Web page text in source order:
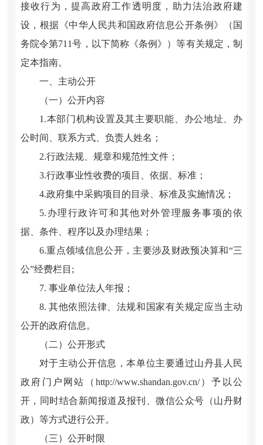
接收行为，提高政府工作透明度，助力法治政府建
设，根据《中华人民共和国政府信息公开条例》（国
务院令第711号，以下简称《条例》）等有关规定，制
定本指南。
一、主动公开
（一）公开内容
1.本部门机构设置及其主要职能、办公地址、办
公时间、联系方式、负责人姓名；
2.行政法规、规章和规范性文件；
3.行政事业性收费的项目、依据、标准；
4.政府集中采购项目的目录、标准及实施情况；
5.办理行政许可和其他对外管理服务事项的依
据、条件、程序以及办理结果；
6.重点领域信息公开，主要涉及财政预决算和“三
公”经费栏目;
7. 事业单位法人年报；
8. 其他依照法律、法规和国家有关规定应当主动
公开的政府信息。
（二）公开形式
对于主动公开信息，本单位主要通过山丹县人民
政府门户网站（http://www.shandan.gov.cn/）予以公
开，同时结合新闻报道及报刊、微信公众号（山丹财
政）等方式进行公开。
（三）公开时限